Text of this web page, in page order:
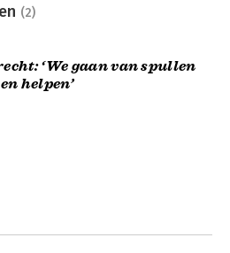
(2)
‘We gaan van spullen
helpen’